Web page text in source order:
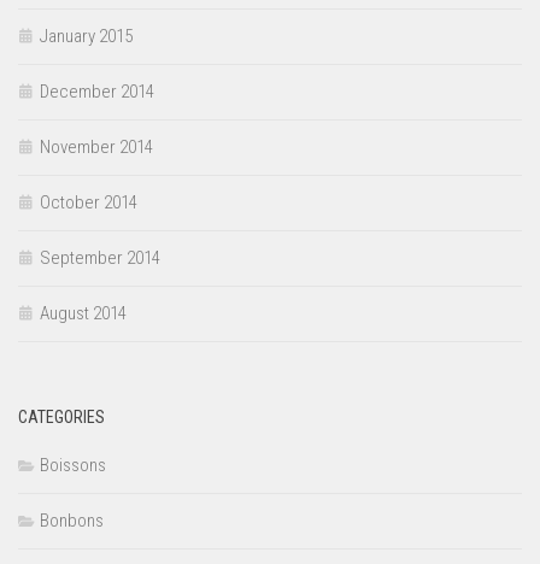
January 2015
December 2014
November 2014
October 2014
September 2014
August 2014
CATEGORIES
Boissons
Bonbons